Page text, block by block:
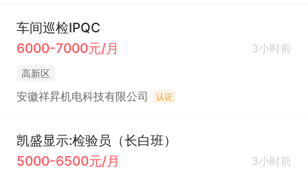
车间巡检IPQC
6000-7000元/月
3小时前
高新区
安徽祥昇机电科技有限公司 认证
凯盛显示:检验员（长白班）
5000-6500元/月
3小时前